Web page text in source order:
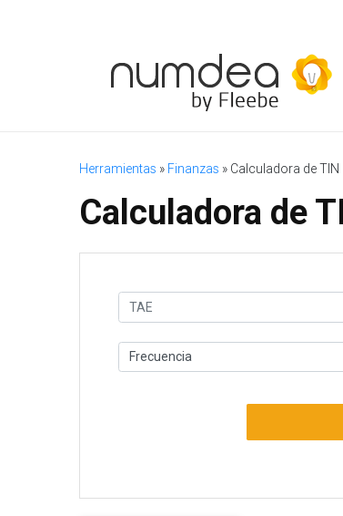
Herramientas » Finanzas » Calculadora de TIN
Calculadora de